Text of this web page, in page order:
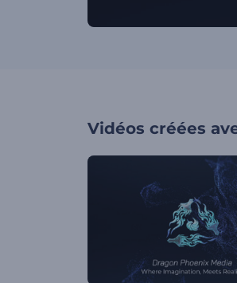
Vidéos créées